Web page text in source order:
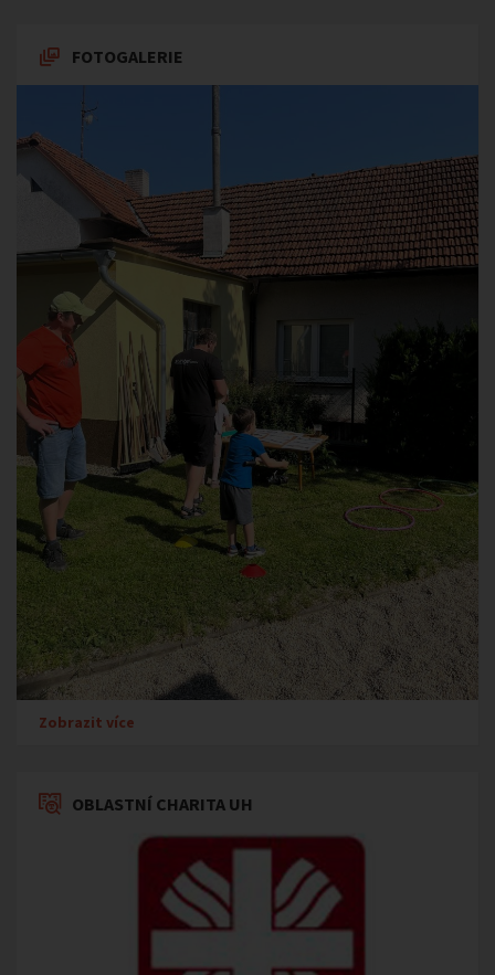
FOTOGALERIE
Zobrazit více
OBLASTNÍ CHARITA UH